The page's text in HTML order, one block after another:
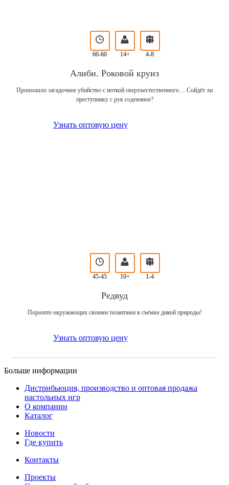
60-60 14+ 4-8
Алиби. Роковой круиз
Произошло загадочное убийство с ноткой сверхъестественного… Сойдёт ли
преступнику с рук содеянное?
Узнать оптовую цену
45-45 10+ 1-4
Редвуд
Поразите окружающих своими талантами в съёмке дикой природы!
Узнать оптовую цену
Больше информации
Дистрибьюция, производство и оптовая продажа
настольных игр
О компании
Каталог
Новости
Где купить
Контакты
Проекты